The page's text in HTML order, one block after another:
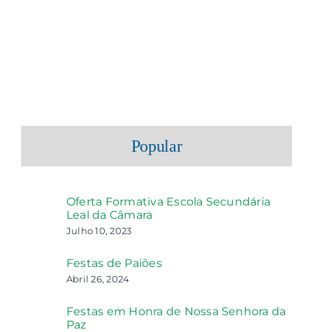
Popular
Oferta Formativa Escola Secundária
Leal da Câmara
Julho 10, 2023
Festas de Paiões
Abril 26, 2024
Festas em Honra de Nossa Senhora da
Paz